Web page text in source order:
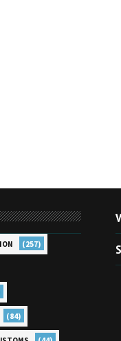
(257)
(84)